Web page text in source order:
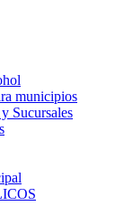
municipios
Sucursales